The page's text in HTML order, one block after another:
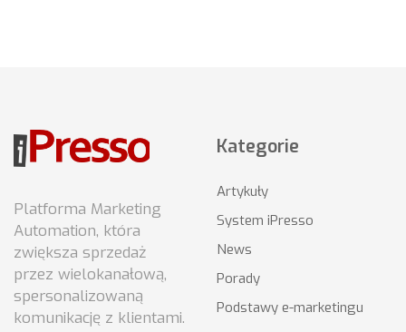
Platforma Marketing
Automation, która
zwiększa sprzedaż
przez wielokanałową,
spersonalizowaną
komunikację z klientami.
Kategorie
Artykuły
System iPresso
News
Porady
Podstawy e-marketingu